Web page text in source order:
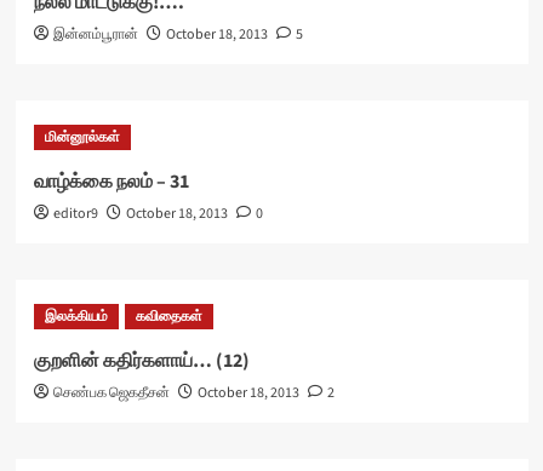
இன்னம்பூரான் October 18, 2013 5
மின்னூல்கள்
வாழ்க்கை நலம் – 31
editor9 October 18, 2013 0
இலக்கியம் கவிதைகள்
குறளின் கதிர்களாய்… (12)
செண்பக ஜெகதீசன் October 18, 2013 2